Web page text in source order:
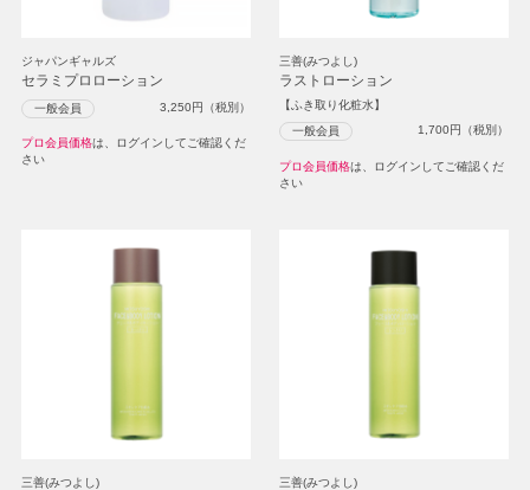
ジャパンギャルズ
セラミプロローション
一般会員 3,250円（税別）
プロ会員価格は、ログインしてご確認くだ
さい
三善(みつよし)
ラストローション
【ふき取り化粧水】
一般会員 1,700円（税別）
プロ会員価格は、ログインしてご確認くだ
さい
三善(みつよし) 三善(みつよし)